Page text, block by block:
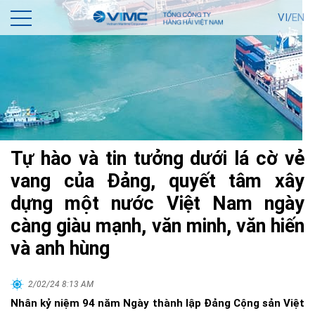
VI/EN
Tự hào và tin tưởng dưới lá cờ vẻ
vang của Đảng, quyết tâm xây
dựng một nước Việt Nam ngày
càng giàu mạnh, văn minh, văn hiến
và anh hùng
2/02/24 8:13 AM
Nhân kỷ niệm 94 năm Ngày thành lập Đảng Cộng sản Việt